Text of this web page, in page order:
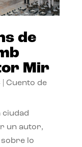
de
Mir
Cuento de
ciudad
un autor,
lo